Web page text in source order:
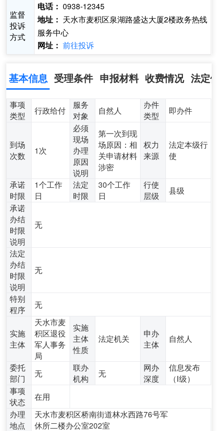
监督
投诉
方式
电话： 0938-12345
地址： 天水市麦积区泉湖路盛达大厦2楼政务热线
服务中心
网址： 前往投诉
基本信息 受理条件 申报材料 收费情况 法定
事项
类型
行政给付
服务
对象
自然人
办件
类型
即办件
到场
次数
1次
必须
现场
办理
原因
说明
第一次到现
场原因：相
关申请材料
涉密
权力
来源
法定本级行
使
承诺
时限
1个工作
日
法定
时限
30个工作
日
行使
层级
县级
承诺
办结
时限
说明
无
法定
办结
时限
说明
无
特别
程序
无
实施
主体
天水市麦
积区退役
军人事务
局
实施
主体
性质
法定机关
申办
主体
自然人
委托
部门
无
联办
机构
无
网办
深度
信息发布
（Ⅰ级）
事项
状态
在用
办理
地点
天水市麦积区桥南街道林水西路76号军
休所二楼办公室202室